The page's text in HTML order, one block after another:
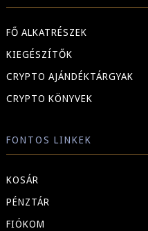
FŐ ALKATRÉSZEK
KIEGÉSZÍTŐK
CRYPTO AJÁNDÉKTÁRGYAK
CRYPTO KÖNYVEK
FONTOS LINKEK
KOSÁR
PÉNZTÁR
FIÓKOM